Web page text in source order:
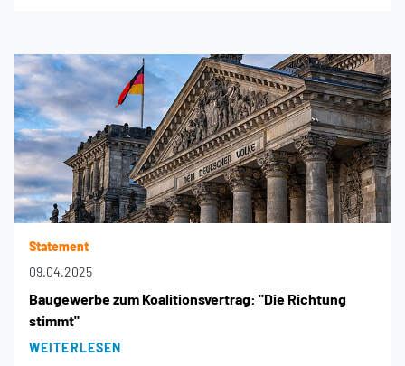
Statement
09.04.2025
Baugewerbe zum Koalitionsvertrag: "Die Richtung
stimmt"
WEITERLESEN